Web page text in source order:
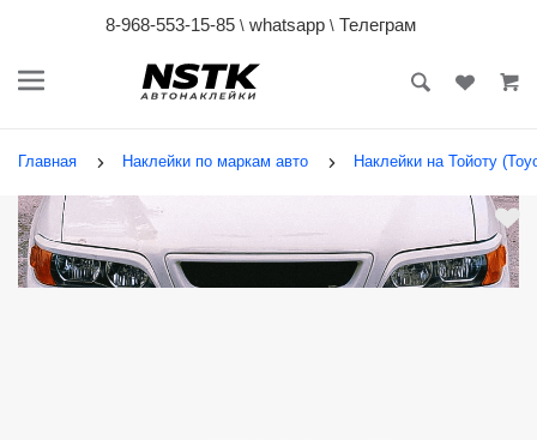
8-968-553-15-85 \ whatsapp\ Телеграм
Главная Наклейки по маркам авто Наклейки на Тойоту